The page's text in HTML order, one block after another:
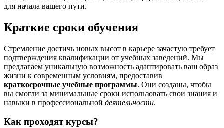
для начала вашего пути.
Краткие сроки обучения
Стремление достичь новых высот в карьере зачастую требует
подтверждения квалификации от учебных заведений. Мы
предлагаем уникальную возможность адаптировать ваш образ
жизни к современным условиям, предоставив
краткосрочные учебные программы. Они созданы, чтобы
вы смогли за минимальные сроки использовать свои знания и
навыки в профессиональной деятельности.
Как проходят курсы?